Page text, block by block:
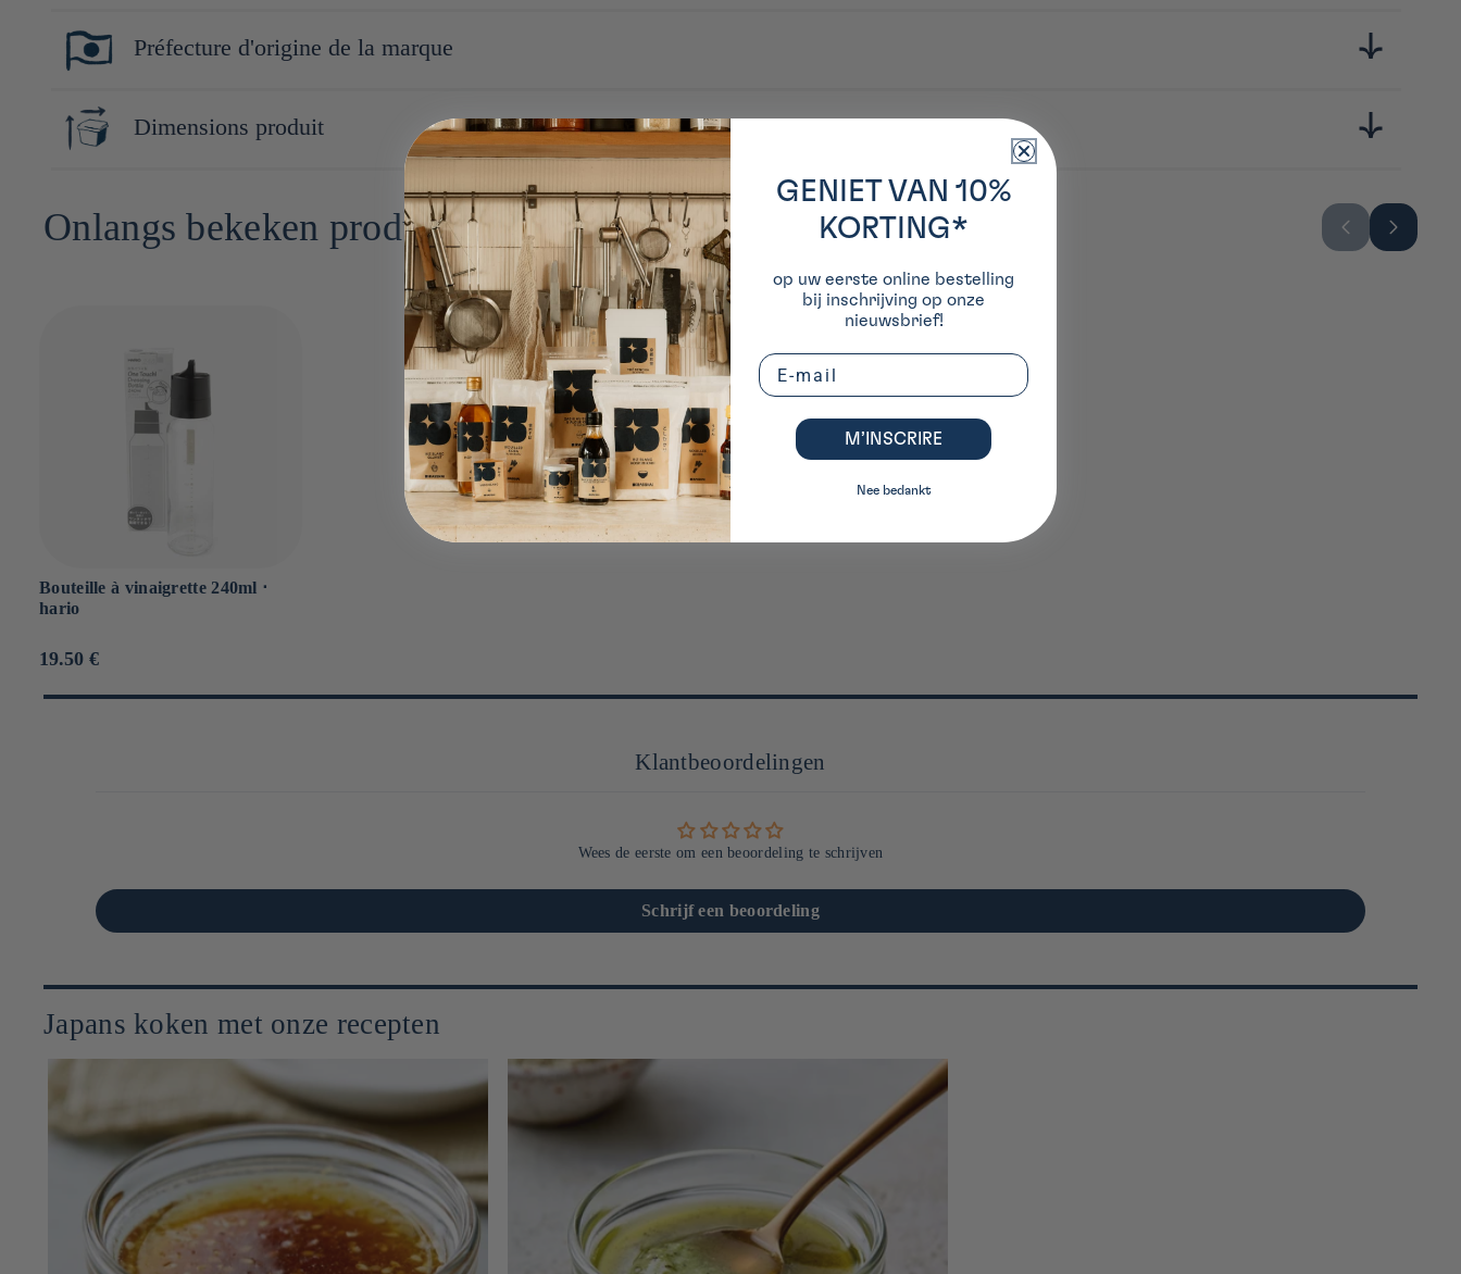
Seule entreprise japonaise de son secteur à posséder sa propre usine, HARIO maîtrise chaque étape de fabrication, alliant innovation, durabilité et design. Son nom, formé à partir des mots japonais
Bouteille : Verre résistant à la chaleur
Couvercle : Polypropylène
Bec verseur amovible et joint d'étanchéité : Caoutchouc de silicone
Préfecture d'origine de la marque
Tokyo
Dimensions produit
Onlangs bekeken producten
Bouteille à vinaigrette 240ml ⋅
hario
Prix
19.50 €
Klantbeoordelingen
Wees de eerste om een beoordeling te schrijven
Schrijf een beoordeling
Japans koken met onze recepten
GENIET VAN 10%
KORTING*
op uw eerste online bestelling
bij inschrijving op onze
nieuwsbrief!
Email
M’INSCRIRE
Nee bedankt